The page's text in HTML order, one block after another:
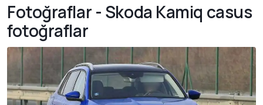
Fotoğraflar - Skoda Kamiq casus
fotoğraflar